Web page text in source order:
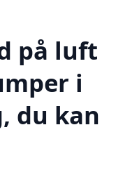
på luft
i
du kan